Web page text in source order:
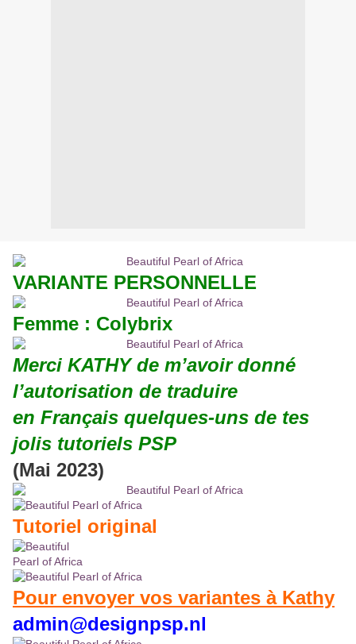
VARIANTE PERSONNELLE
Femme : Colybrix
Merci KATHY de m’avoir donné
l’autorisation de traduire
en Français quelques-uns de tes
jolis tutoriels PSP
(Mai 2023)
Tutoriel original
Pour envoyer vos variantes à Kathy
admin@designpsp.nl